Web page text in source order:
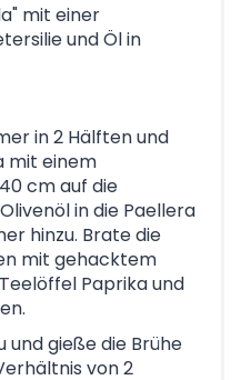
mit einer
und Öl in
in 2 Hälften und
mit einem
cm auf die
in die Paellera
hinzu. Brate die
mit gehacktem
Paprika und
und gieße die Brühe
von 2